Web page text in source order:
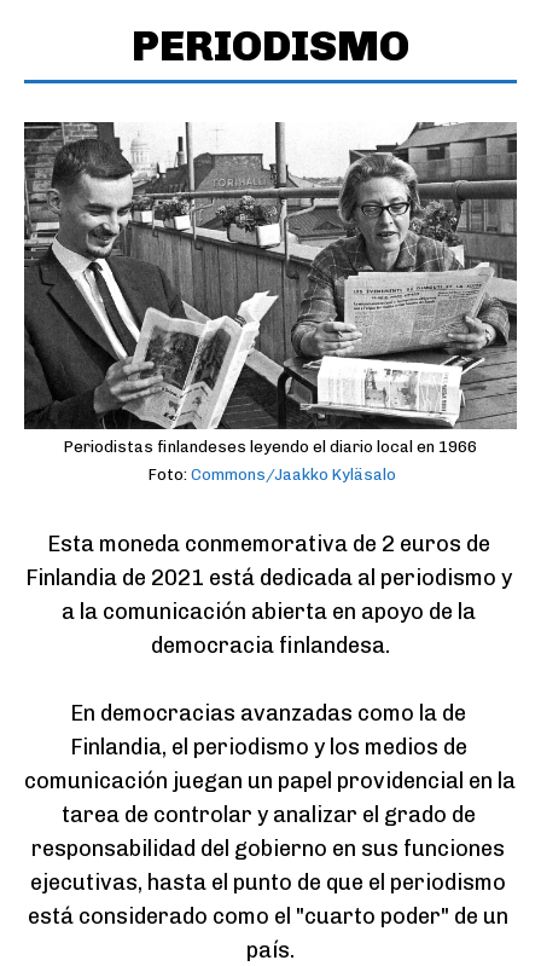
PERIODISMO
Periodistas finlandeses leyendo el diario local en 1966
Foto: Commons/Jaakko Kyläsalo
Esta moneda conmemorativa de 2 euros de
Finlandia de 2021 está dedicada al periodismo y
a la comunicación abierta en apoyo de la
democracia finlandesa.
En democracias avanzadas como la de
Finlandia, el periodismo y los medios de
comunicación juegan un papel providencial en la
tarea de controlar y analizar el grado de
responsabilidad del gobierno en sus funciones
ejecutivas, hasta el punto de que el periodismo
está considerado como el "cuarto poder" de un
país.